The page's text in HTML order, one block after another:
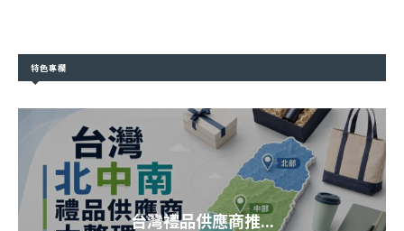
特色專欄
台灣禮品供應商推...